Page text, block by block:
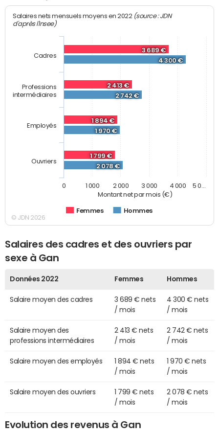
Montant net par mois (€)
Salaires nets mensuels moyens en 2022 (source : JDN
d'après l'Insee)
3 689 €
2 413 €
1 894 €
1 799 €
4 300 €
2 742 €
1 970 €
2 078 €
Femmes Hommes
Cadres
Professions
intermédiaires
Employés
Ouvriers
0 1 000 2 000 3 000 4 000 5 0…
© JDN 2026
Salaires des cadres et des ouvriers par
sexe à Gan
Données 2022 Femmes Hommes
Salaire moyen des cadres
3 689 € nets
/ mois
4 300 € nets
/ mois
Salaire moyen des
professions intermédiaires
2 413 € nets
/ mois
2 742 € nets
/ mois
Salaire moyen des employés
1 894 € nets
/ mois
1 970 € nets
/ mois
Salaire moyen des ouvriers
1 799 € nets
/ mois
2 078 € nets
/ mois
Evolution des revenus à Gan